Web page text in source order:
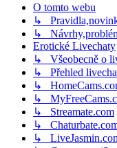
O tomto webu
↳
↳
Erotické Livechaty
↳ Všeobecně o
↳ Přehled
↳
↳
↳ Streamate.com
↳
↳